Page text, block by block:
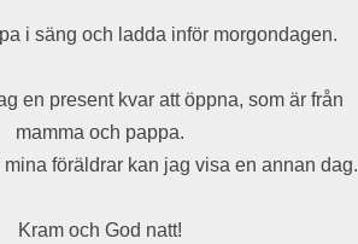
i säng och ladda inför morgondagen.
en present kvar att öppna, som är från
mamma och pappa.
föräldrar kan jag visa en annan dag.
Kram och God natt!